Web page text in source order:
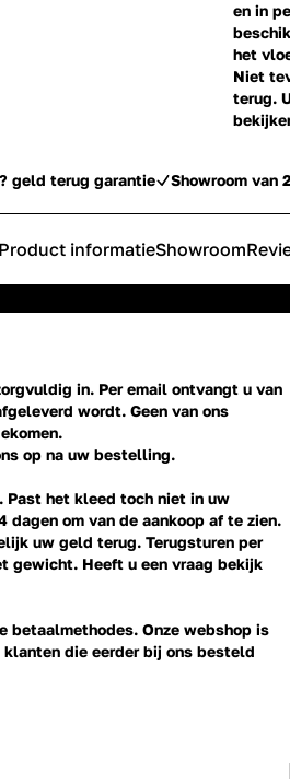
en in
het
Niet
terug.
geld terug garantie Showroom van
Product informatieShowroom
in. Per email ontvangt u van
wordt. Geen van ons
op na uw bestelling.
Past het kleed toch niet in uw
dagen om van de aankoop af te zien.
uw geld terug. Terugsturen per
gewicht. Heeft u een vraag bekijk
betaalmethodes. Onze webshop is
klanten die eerder bij ons besteld